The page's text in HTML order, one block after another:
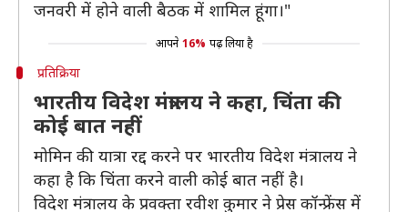
जनवरी में होने वाली बैठक में शामिल हूंगा।"
आपने 16% पढ़ लिया है
प्रतिक्रिया
भारतीय विदेश मंत्रालय ने कहा, चिंता की
कोई बात नहीं
मोमिन की यात्रा रद्द करने पर भारतीय विदेश मंत्रालय ने
कहा है कि चिंता करने वाली कोई बात नहीं है।
विदेश मंत्रालय के प्रवक्ता रवीश कुमार ने प्रेस कॉन्फ्रेंस में